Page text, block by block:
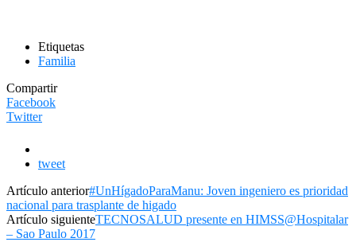
Etiquetas
Familia
Compartir
Facebook
Twitter
tweet
Artículo anterior#UnHígadoParaManu: Joven ingeniero es prioridad
nacional para trasplante de higado
Artículo siguienteTECNOSALUD presente en HIMSS@Hospitalar
– Sao Paulo 2017